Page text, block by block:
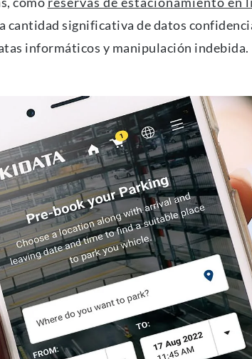
cantidad significativa de datos
informáticos y manipulación indebida.